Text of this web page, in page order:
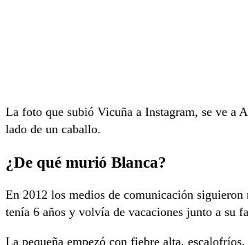
La foto que subió Vicuña a Instagram, se ve a
lado de un caballo.
¿De qué murió Blanca?
En 2012 los medios de comunicación
tenía 6 años y volvía de vacaciones junto a su
La pequeña empezó con fiebre alta,